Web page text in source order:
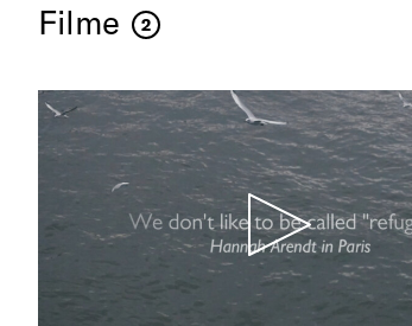
Filme 2